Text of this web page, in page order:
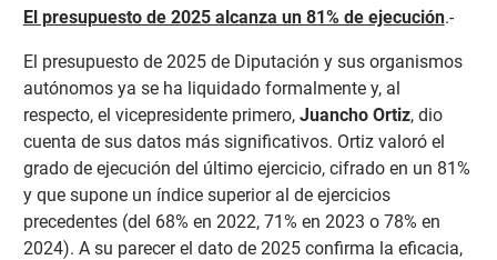
El presupuesto de 2025 alcanza un 81% de ejecución.-
El presupuesto de 2025 de Diputación y sus organismos
autónomos ya se ha liquidado formalmente y, al
respecto, el vicepresidente primero, Juancho Ortiz, dio
cuenta de sus datos más significativos. Ortiz valoró el
grado de ejecución del último ejercicio, cifrado en un 81%
y que supone un índice superior al de ejercicios
precedentes (del 68% en 2022, 71% en 2023 o 78% en
2024). A su parecer el dato de 2025 confirma la eficacia,